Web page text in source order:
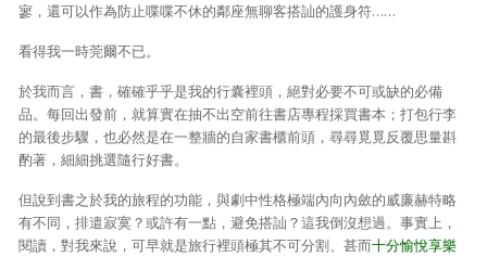
歷史區
關於Yilan
個人著作
活動實況記錄
媒體報導一覽
合作與代言
寥，還可以作為防止喋喋不休的鄰座無聊客搭訕的護身符……
看得我一時莞爾不已。
於我而言，書，確確乎乎是我的行囊裡頭，絕對必要不可或缺的必備
品。每回出發前，就算實在抽不出空前往書店專程採買書本；打包行李
的最後步驟，也必然是在一整牆的自家書櫃前頭，尋尋覓覓反覆思量斟
酌著，細細挑選隨行好書。
但說到書之於我的旅程的功能，與劇中性格極端內向內斂的威廉赫特略
有不同，排遣寂寞？或許有一點，避免搭訕？這我倒沒想過。事實上，
閱讀，對我來說，可早就是旅行裡頭極其不可分割、甚而十分愉悅享樂